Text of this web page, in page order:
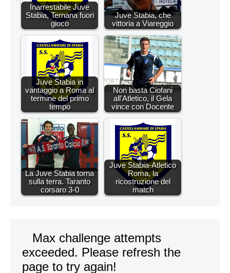
Inarrestabile Juve
Stabia, Ternana fuori
gioco
Juve Stabia, che
vittoria a Viareggio
Juve Stabia in
vantaggio a Roma al
termine del primo
tempo
Non basta Ciofani
all'Atletico, il Gela
vince con Docente
La Juve Stabia torna
sulla terra. Taranto
corsaro 3-0
Juve Stabia-Atletico
Roma, la
ricostruzione del
match